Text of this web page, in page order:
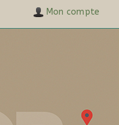
Mon compte